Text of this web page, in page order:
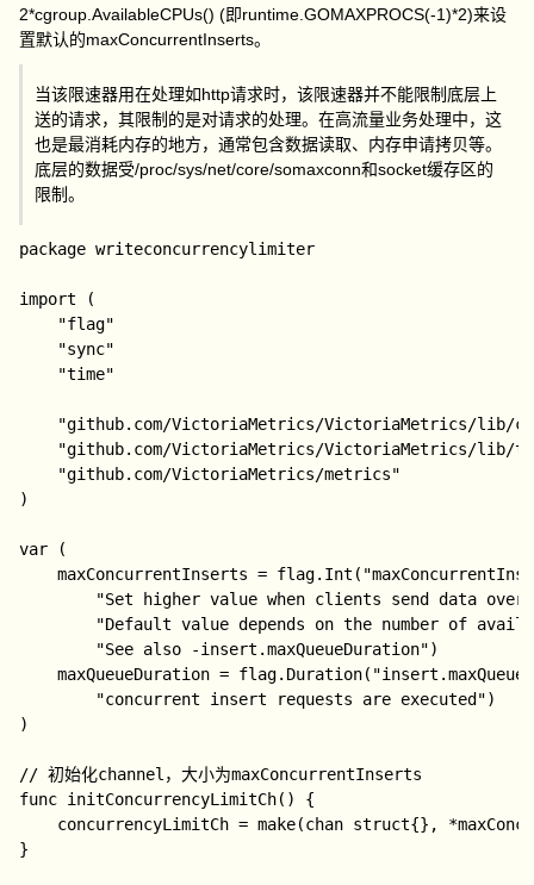
2*cgroup.AvailableCPUs() (即runtime.GOMAXPROCS(-1)*2)来设
置默认的maxConcurrentInserts。
当该限速器用在处理如http请求时，该限速器并不能限制底层上
送的请求，其限制的是对请求的处理。在高流量业务处理中，这
也是最消耗内存的地方，通常包含数据读取、内存申请拷贝等。
底层的数据受/proc/sys/net/core/somaxconn和socket缓存区的
限制。
package writeconcurrencylimiter
import (
)
var (
	maxConcurrentInserts = flag.Int("maxConcurrentInserts", 2*cgroup.AvailableCPUs(), "The maximum number of concurrent insert requests. "+
	maxQueueDuration = flag.Duration("insert.maxQueueDuration", time.Minute, "The maximum duration to wait in the queue when -maxConcurrentInserts "+
)
// 初始化channel，大小为maxConcurrentInserts
func initConcurrencyLimitCh() {
}